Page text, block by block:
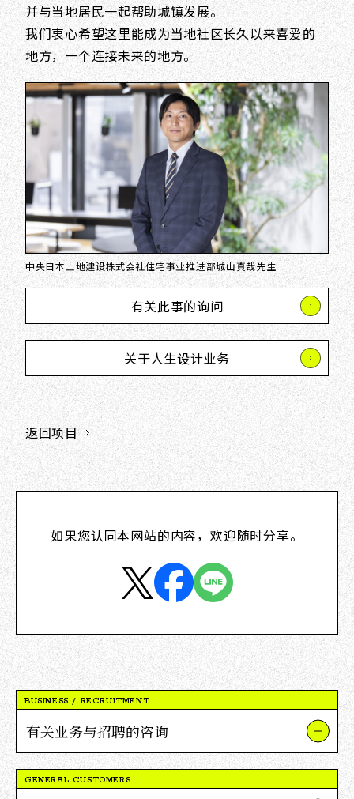
并与当地居民一起帮助城镇发展。
我们衷心希望这里能成为当地社区长久以来喜爱的
地方，一个连接未来的地方。
中央日本土地建设株式会社住宅事业推进部城山真哉先生
有关此事的询问
关于人生设计业务
返回项目
如果您认同本网站的内容，欢迎随时分享。
BUSINESS / RECRUITMENT
有关业务与招聘的咨询
关于我们的业务和项目
GENERAL CUSTOMERS